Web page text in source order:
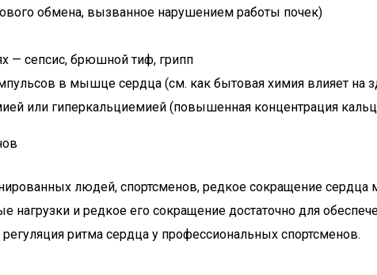
обмена, вызванное нарушением работы почек)
— сепсис, брюшной тиф, грипп
в мышце сердца (см. как бытовая химия влияет на
или гиперкальциемией (повышенная концентрация
людей, спортсменов, редкое сокращение
и редкое его сокращение достаточно для
ритма сердца у профессиональных спортсменов.